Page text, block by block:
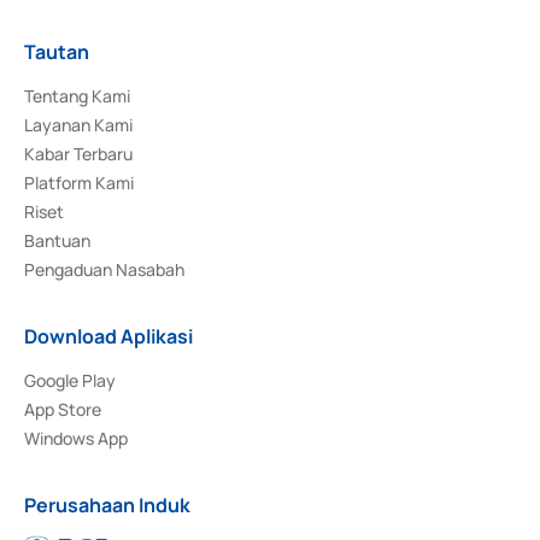
Tautan
Tentang Kami
Layanan Kami
Kabar Terbaru
Platform Kami
Riset
Bantuan
Pengaduan Nasabah
Download Aplikasi
Google Play
App Store
Windows App
Perusahaan Induk